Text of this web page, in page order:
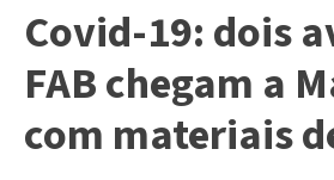
Covid-19: dois
FAB chegam a
com materiais